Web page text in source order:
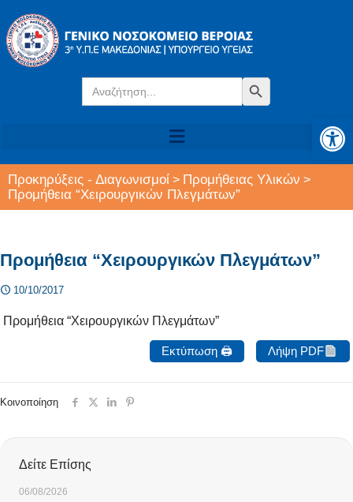
Search
for:
Search Button
Προκηρύξεις - Διαγωνισμοί > Προμήθειας Υλικών >
Προμήθεια “Χειρουργικών Πλεγμάτων”
Προμήθεια “Χειρουργικών Πλεγμάτων”
10/10/2017
Προμήθεια “Χειρουργικών Πλεγμάτων”
Εκτύπωση 🖨 Λήψη PDF
Κοινοποίηση
Δείτε Επίσης
06/08/2026